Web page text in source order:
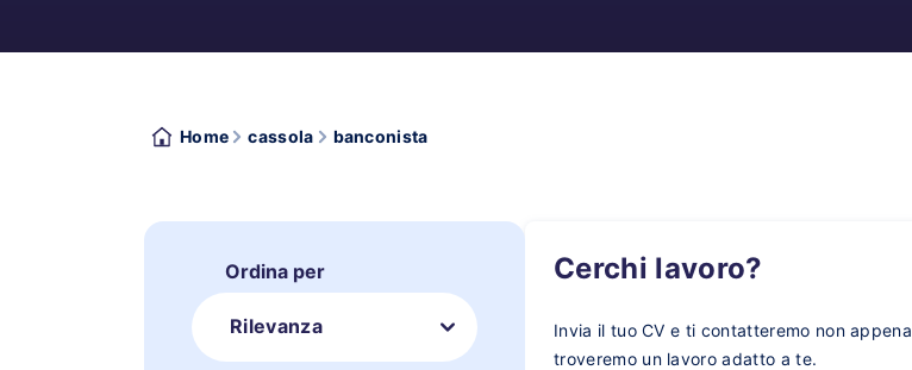
Home cassola banconista
Ordina per
Rilevanza
Cerchi lavoro?
Invia il tuo CV e ti contatteremo non appena
troveremo un lavoro adatto a te.